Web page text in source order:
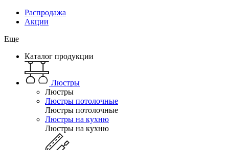
Распродажа
Акции
Еще
Каталог продукции
Люстры
Люстры
Люстры потолочные
Люстры потолочные
Люстры на кухню
Люстры на кухню